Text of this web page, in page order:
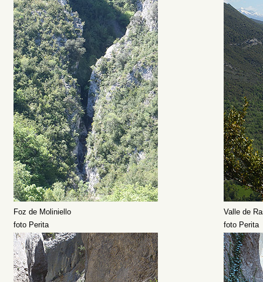
Foz de Moliniello
Valle de
foto Perita
foto Perita